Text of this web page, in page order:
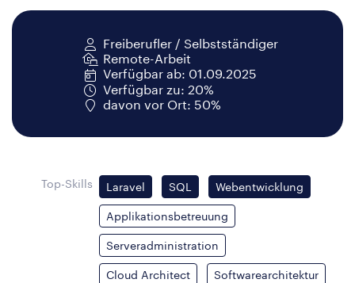
Freiberufler / Selbstständiger
Remote-Arbeit
Verfügbar ab: 01.09.2025
Verfügbar zu: 20%
davon vor Ort: 50%
Top-Skills Laravel SQL Webentwicklung
Applikationsbetreuung
Serveradministration
Cloud Architect Softwarearchitektur